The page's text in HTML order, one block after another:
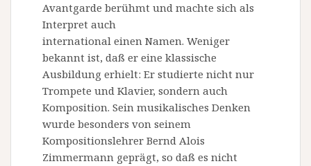
Avantgarde berühmt und machte sich als
Interpret auch
international einen Namen. Weniger
bekannt ist, daß er eine klassische
Ausbildung erhielt: Er studierte nicht nur
Trompete und Klavier, sondern auch
Komposition. Sein musikalisches Denken
wurde besonders von seinem
Kompositionslehrer Bernd Alois
Zimmermann geprägt, so daß es nicht